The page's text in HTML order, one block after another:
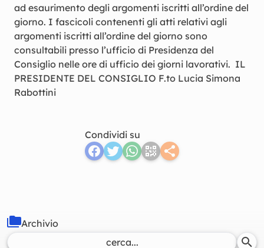
ad esaurimento degli argomenti iscritti all’ordine del
giorno. I fascicoli contenenti gli atti relativi agli
argomenti iscritti all’ordine del giorno sono
consultabili presso l’ufficio di Presidenza del
Consiglio nelle ore di ufficio dei giorni lavorativi. IL
PRESIDENTE DEL CONSIGLIO F.to Lucia Simona
Rabottini
Condividi su
Archivio